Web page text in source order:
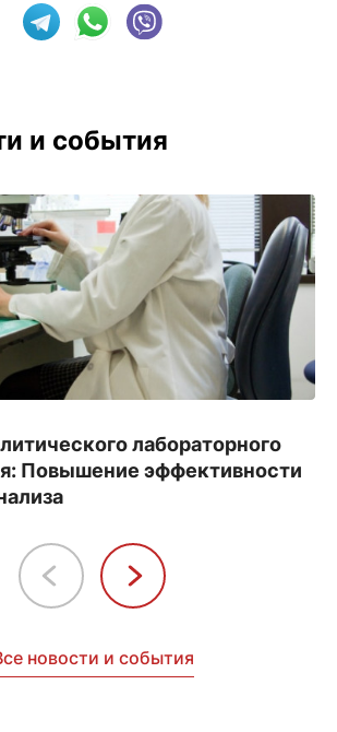
и события
лабораторного
Повышение эффективности
новости и события